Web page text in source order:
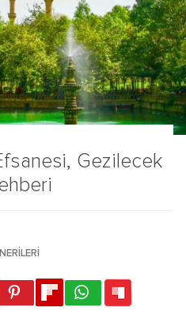
Gezilecek